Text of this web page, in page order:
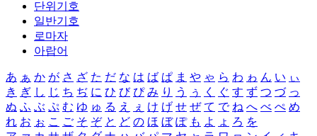
단위기호
일반기호
로마자
아랍어
あ ぁ か が さ ざ た だ な は ば ぱ ま や ゃ ら わ ゎ ん い ぃ
き ぎ し じ ち ぢ に ひ び ぴ み り う ぅ く ぐ す ず つ づ っ
ぬ ふ ぶ ぷ む ゆ ゅ る え ぇ け げ せ ぜ て で ね へ べ ぺ め
れ お ぉ こ ご そ ぞ と ど の ほ ぼ ぽ も よ ょ ろ を